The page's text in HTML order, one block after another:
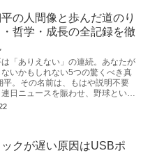
の人間像と歩んだ道のり
・哲学・成長の全記録を徹
「ありえない」の連続。あなたが
ないかもしれない5つの驚くべき真
平。その名前は、もはや説明不要
日ニュースを賑わせ、野球という
枠を超えて世界中を熱狂させるス
クが遅い原因はUSBポ